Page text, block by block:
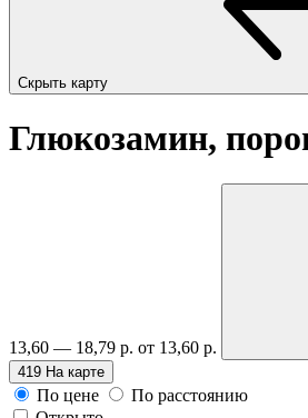
Скрыть карту
Глюкозамин,
13,60 — 18,79 р. от 13,60 р.
419 На карте
По цене
По расстоянию